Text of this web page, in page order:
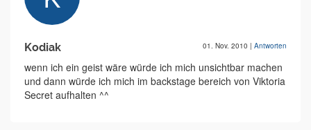
Kodiak 01. Nov. 2010 | Antworten
wenn ich ein geist wäre würde ich mich unsichtbar machen
und dann würde ich mich im backstage bereich von Viktoria
Secret aufhalten ^^